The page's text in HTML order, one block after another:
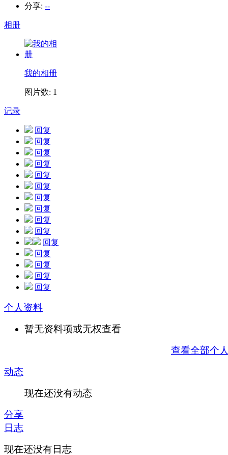
分享: --
相册
我的相册
图片数: 1
记录
回复
回复
回复
回复
回复
回复
回复
回复
回复
回复
回复
回复
回复
回复
回复
个人资料
暂无资料项或无权查看
查看全部个
动态
现在还没有动态
分享
日志
现在还没有日志